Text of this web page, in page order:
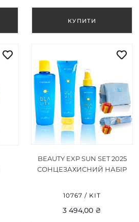
BEAUTY EXP SUN SET 2025
СОНЦЕЗАХИСНИЙ НАБІР
10767 / KIT
3 494,00 ₴